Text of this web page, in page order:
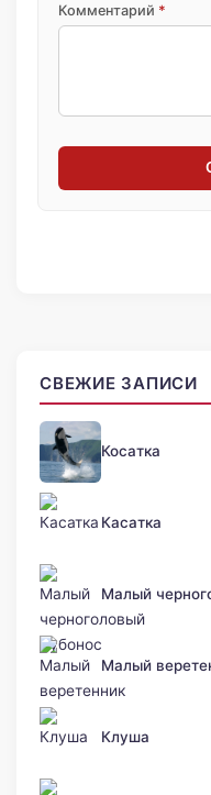
Комментарий *
СВЕЖИЕ ЗАПИСИ
Косатка
Касатка
Малый
Малый
Клуша